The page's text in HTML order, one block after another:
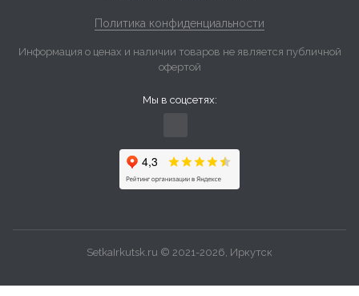
Политика конфиденциальности
Информация о ценах и наличии товаров не является публичной
офертой
Мы в соцсетях:
SetkaIrkutsk.ru © 2021-2026, Иркутск